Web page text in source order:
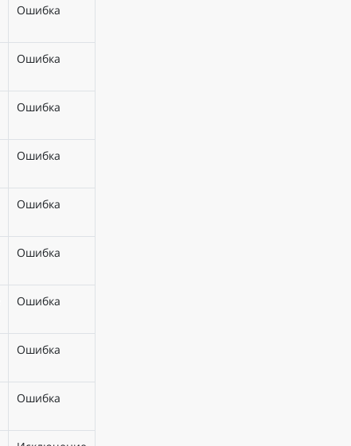
Ошибка
Ошибка
Ошибка
Ошибка
Ошибка
Ошибка
Ошибка
Ошибка
Ошибка